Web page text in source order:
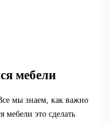
мебели
мы знаем, как важно
это сделать